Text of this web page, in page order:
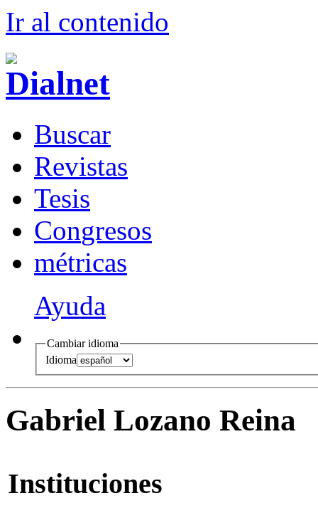
Ir al contenido
Buscar
Revistas
Tesis
Congresos
métricas
Ayuda
Cambiar idioma
Idioma
Gabriel Lozano Reina
Instituciones